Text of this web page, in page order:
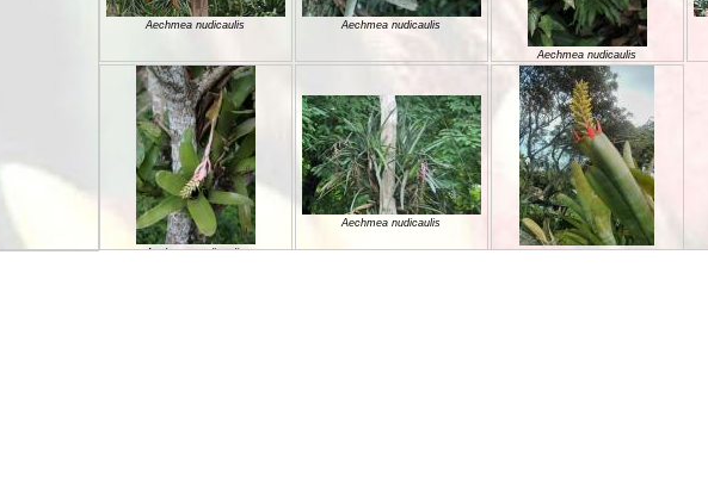
Aechmea nudicaulis Aechmea nudicaulis
Aechmea nudicaulis
Aechmea nudicaulis
Aechmea nudicaulis
Aechmea nudicaulis